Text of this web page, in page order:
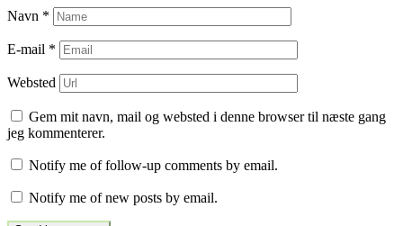
Navn *
E-mail *
Websted
Gem mit navn, mail og websted i denne browser til næste gang
jeg kommenterer.
Notify me of follow-up comments by email.
Notify me of new posts by email.